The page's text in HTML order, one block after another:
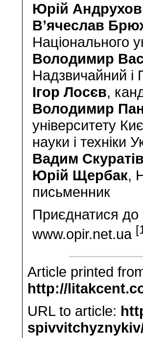
Юрій
В’ячеслав
Національного
Володимир
Надзвичайний і
Ігор Лосєв,
Володимир
університету
науки і техніки
Вадим
Юрій Щербак,
письменник
Приєднатися до
www.opir.net.ua
Article printed
http://
URL to article: